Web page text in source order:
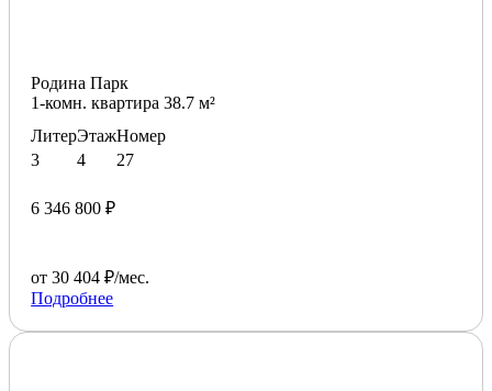
Родина Парк
1-комн. квартира 38.7 м²
Литер
3
Этаж
4
Номер
27
6 346 800 ₽
от 30 404 ₽/мес.
Подробнее